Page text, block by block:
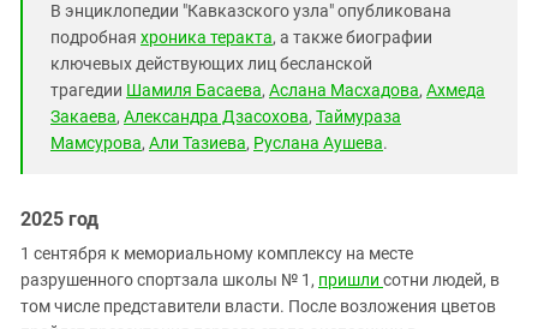
В энциклопедии "Кавказского узла" опубликована
подробная хроника теракта, а также биографии
ключевых действующих лиц бесланской
трагедии Шамиля Басаева, Аслана Масхадова, Ахмеда
Закаева, Александра Дзасохова, Таймураза
Мамсурова, Али Тазиева, Руслана Аушева.
2025 год
1 сентября к мемориальному комплексу на месте
разрушенного спортзала школы № 1, пришли сотни людей, в
том числе представители власти. После возложения цветов